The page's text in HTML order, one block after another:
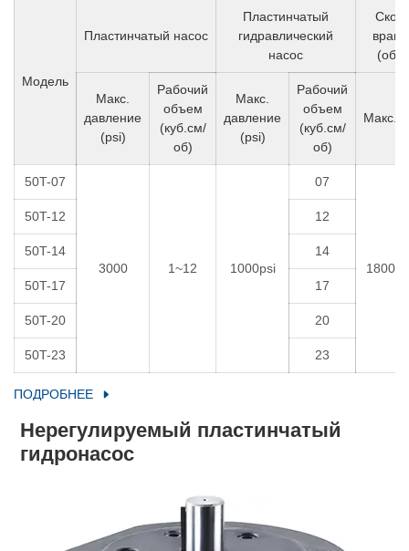
Модель
Пластинчатый насос
Пластинчатый
гидравлический
насос
(об/
Макс.
давление
(psi)
Рабочий
объем
(куб.см/
об)
Макс.
давление
(psi)
Рабочий
объем
(куб.см/
об)
Макс.
50T-07
3000 1~12 1000psi
07
1800
50T-12 12
50T-14 14
50T-17 17
50T-20 20
50T-23 23
ПОДРОБНЕЕ
Нерегулируемый пластинчатый
гидронасос